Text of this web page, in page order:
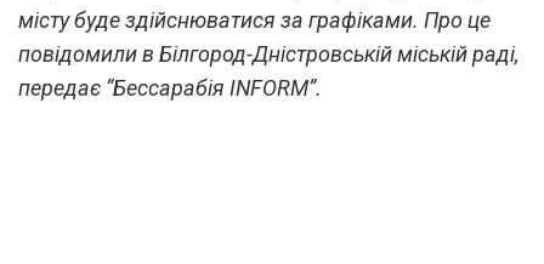
місту буде здійснюватися за графіками. Про це
повідомили в Білгород-Дністровській міській раді,
передає “Бессарабія INFORM”.